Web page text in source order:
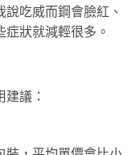
吃威而鋼會臉紅、
狀就減輕很多。
議：